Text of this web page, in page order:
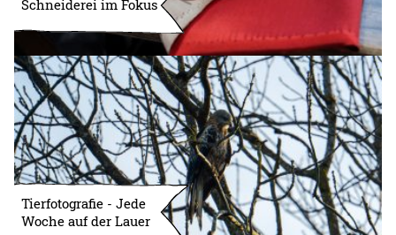
Schneiderei im Fokus
Tierfotografie - Jede
Woche auf der Lauer